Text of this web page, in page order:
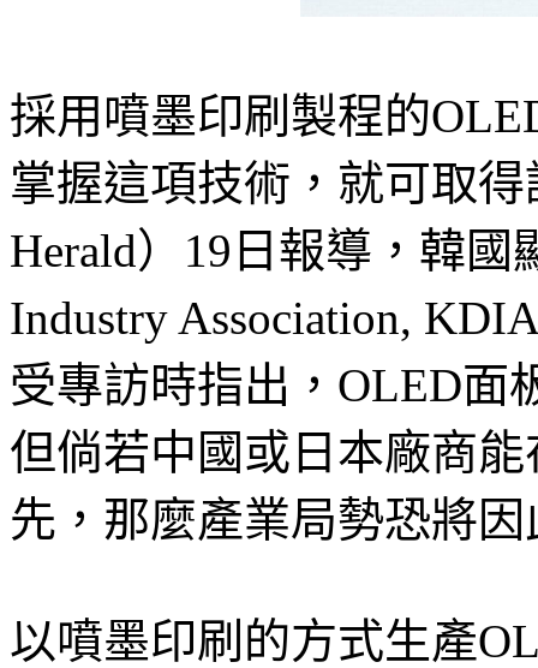
採用噴墨印刷製程的
掌握這項技術，就可取
Herald）19日報導，韓國
Industry Association,
受專訪時指出，OLED面
但倘若中國或日本廠商
先，那麼產業局勢恐將
以噴墨印刷的方式生產